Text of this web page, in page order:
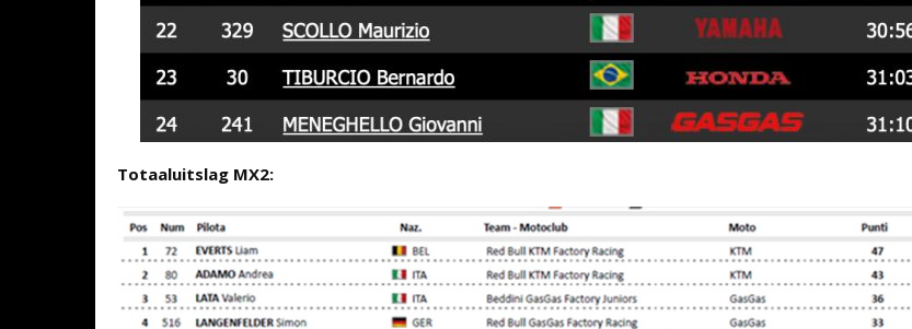
Totaaluitslag MX2: